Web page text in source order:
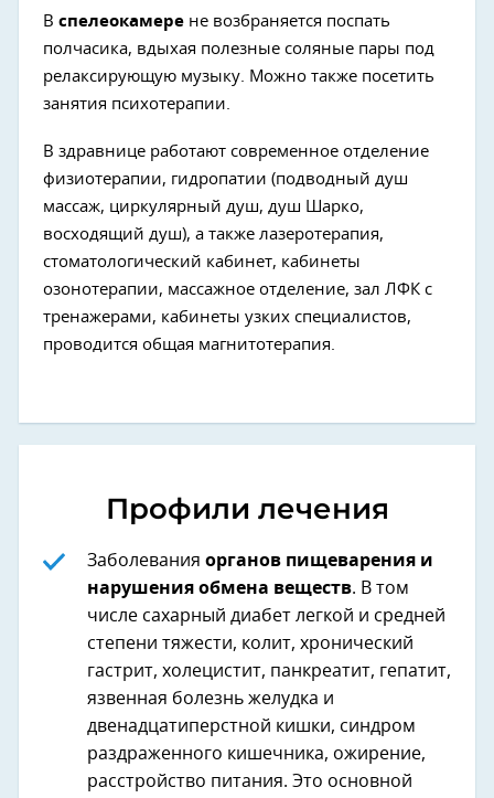
В спелеокамере не возбраняется поспать
полчасика, вдыхая полезные соляные пары под
релаксирующую музыку. Можно также посетить
занятия психотерапии.
В здравнице работают современное отделение
физиотерапии, гидропатии (подводный душ
массаж, циркулярный душ, душ Шарко,
восходящий душ), а также лазеротерапия,
стоматологический кабинет, кабинеты
озонотерапии, массажное отделение, зал ЛФК с
тренажерами, кабинеты узких специалистов,
проводится общая магнитотерапия.
Профили лечения
Заболевания органов пищеварения и
нарушения обмена веществ. В том
числе сахарный диабет легкой и средней
степени тяжести, колит, хронический
гастрит, холецистит, панкреатит, гепатит,
язвенная болезнь желудка и
двенадцатиперстной кишки, синдром
раздраженного кишечника, ожирение,
расстройство питания. Это основной